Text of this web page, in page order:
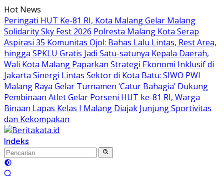
Langsung
ke
konten
Hot News
Peringati HUT Ke-81 RI, Kota Malang Gelar Malang
Solidarity Sky Fest 2026 Polresta Malang Kota Serap
Aspirasi 35 Komunitas Ojol: Bahas Lalu Lintas, Rest Area,
hingga SPKLU Gratis Jadi Satu-satunya Kepala Daerah,
Wali Kota Malang Paparkan Strategi Ekonomi Inklusif di
Jakarta Sinergi Lintas Sektor di Kota Batu: SIWO PWI
Malang Raya Gelar Turnamen ‘Catur Bahagia’ Dukung
Pembinaan AtletGelar Porseni HUT ke-81 RI, Warga
Binaan Lapas Kelas I Malang Diajak Junjung Sportivitas
dan Kekompakan
Indeks